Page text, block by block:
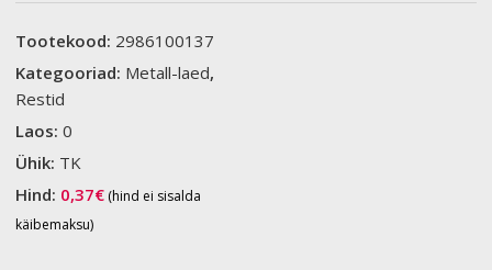
Tootekood: 2986100137
Kategooriad: Metall-laed,
Restid
Laos:0
Ühik: TK
Hind: 0,37€ (hind ei sisalda
käibemaksu)